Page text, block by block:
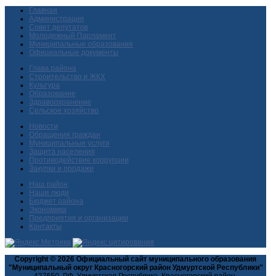
Главная
Администрация
Совет депутатов
Молодежный Парламент
Муниципальные образования
Официальные документы
Глава района
Строительство и ЖКХ
Культура
Образование
Здравоохранение
Сельское хозяйство
Новости
Обращения граждан
Муниципальные услуги
Защита населения
Противодействие коррупции
Закупки и продажи
Наш район
Наши люди
Бюджет района
Экономика
Предприятия и организации
Контакты
Copyright © 2026 Официальный сайт муниципального образования
"Муниципальный округ Красногорский район Удмуртской Республики"